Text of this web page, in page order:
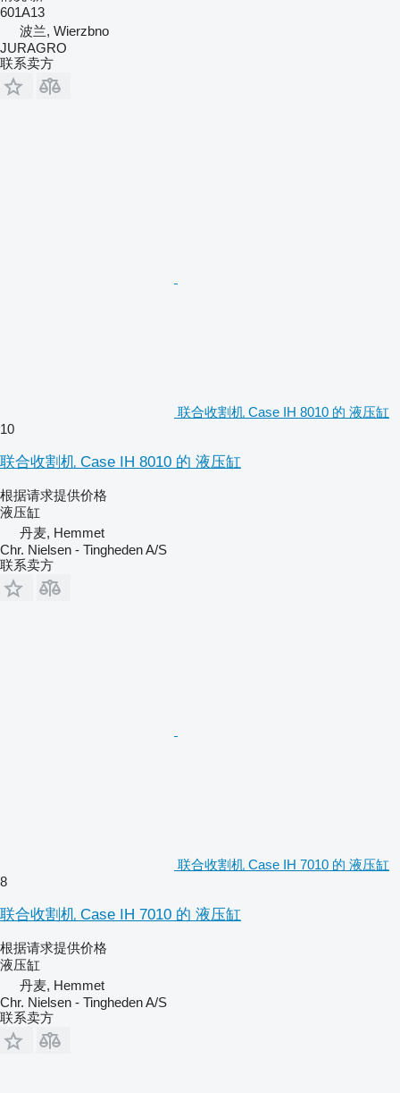
601A13
波兰, Wierzbno
JURAGRO
联系卖方
联合收割机 Case IH 8010 的 液压缸
10
联合收割机 Case IH 8010 的 液压缸
根据请求提供价格
液压缸
丹麦, Hemmet
Chr. Nielsen - Tingheden A/S
联系卖方
联合收割机 Case IH 7010 的 液压缸
8
联合收割机 Case IH 7010 的 液压缸
根据请求提供价格
液压缸
丹麦, Hemmet
Chr. Nielsen - Tingheden A/S
联系卖方